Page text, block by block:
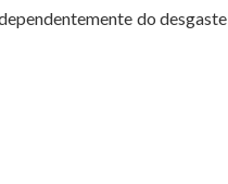
do desgaste